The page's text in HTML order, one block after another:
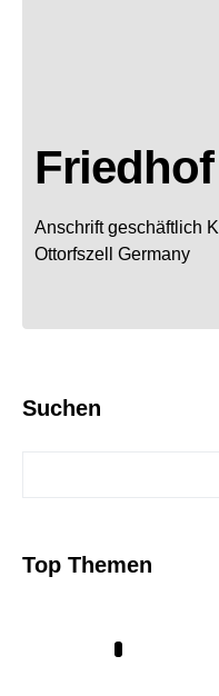
Anschrift geschäftlich
Ottorfszell
Germany
Suchen
Top Themen